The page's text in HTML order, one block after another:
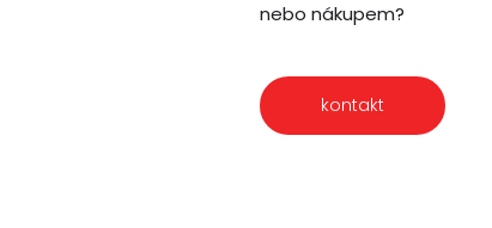
nebo nákupem?
kontakt